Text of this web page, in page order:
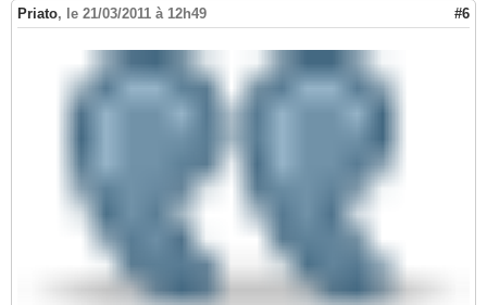
Priato, le 21/03/2011 à 12h49 #6